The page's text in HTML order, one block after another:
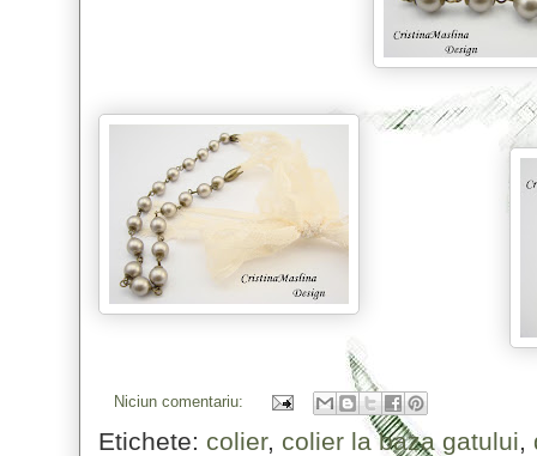
Niciun comentariu:
Etichete: colier, colier la baza gatului,